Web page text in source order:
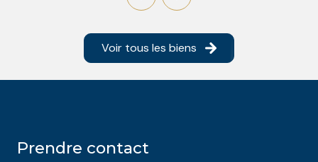
Voir tous les biens
Prendre contact